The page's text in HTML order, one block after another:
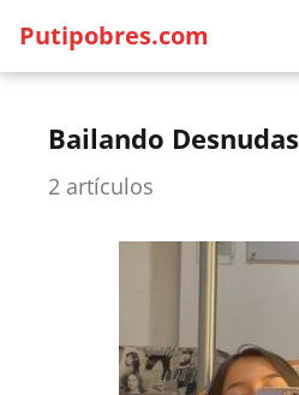
Putipobres.com
Bailando Desnudas
2 artículos